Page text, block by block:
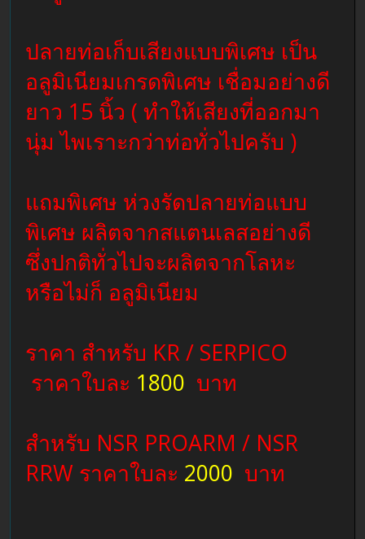
ปลายท่อเก็บเสียงแบบพิเศษ เป็น
อลูมิเนียมเกรดพิเศษ เชื่อมอย่างดี
ยาว 15 นิ้ว ( ทำให้เสียงที่ออกมา
นุ่ม ไพเราะกว่าท่อทั่วไปครับ )
แถมพิเศษ ห่วงรัดปลายท่อแบบ
พิเศษ ผลิตจากสแตนเลสอย่างดี
ซึ่งปกติทั่วไปจะผลิตจากโลหะ
หรือไม่ก็ อลูมิเนียม
ราคา สำหรับ KR / SERPICO
ราคาใบละ 1800 บาท
สำหรับ NSR PROARM / NSR
RRW ราคาใบละ 2000 บาท